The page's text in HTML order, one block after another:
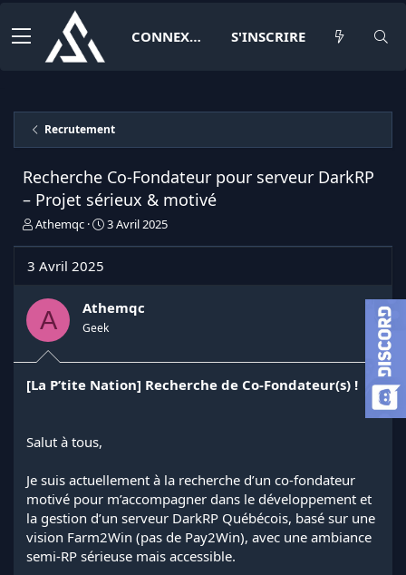
CONNEXION S'INSCRIRE
Recrutement
Recherche Co-Fondateur pour serveur DarkRP
– Projet sérieux & motivé
I
a
e
u
d
d
s
c
u
s
i
Athemqc
D
e
é
t
3 Avril 2025
3 Avril 2025
A Athemqc
Geek
[La P’tite Nation] Recherche de Co-Fondateur(s) !
Salut à tous,
Je suis actuellement à la recherche d’un co-fondateur
motivé pour m’accompagner dans le développement et
la gestion d’un serveur DarkRP Québécois, basé sur une
vision Farm2Win (pas de Pay2Win), avec une ambiance
semi-RP sérieuse mais accessible.